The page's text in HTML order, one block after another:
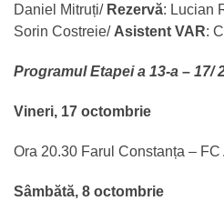
Daniel Mitruți/ Rezervă: Lucian
Sorin Costreie/ Asistent VAR:
Programul Etapei a 13-a – 17/
Vineri, 17 octombrie
Ora 20.30 Farul Constanța – FC
Sâmbătă, 8 octombrie